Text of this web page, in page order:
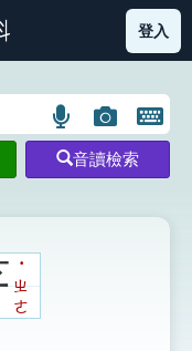
部首索引表圖示
登入
語
言
搜
圖
片
搜
開
鍵
圖
音讀檢索
˙
ㄓ
ㄜ